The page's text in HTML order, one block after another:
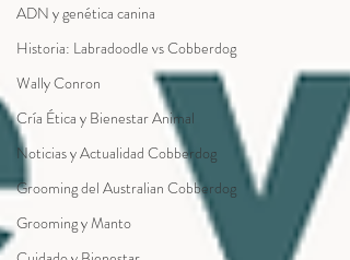
ADN y genética canina
Historia: Labradoodle vs Cobberdog
Wally Conron
Cría Ética y Bienestar Animal
Noticias y Actualidad Cobberdog
Grooming del Australian Cobberdog
Grooming y Manto